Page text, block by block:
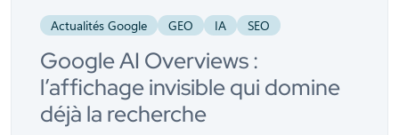
Actualités Google GEO IA SEO
Google AI Overviews :
l’affichage invisible qui domine
déjà la recherche